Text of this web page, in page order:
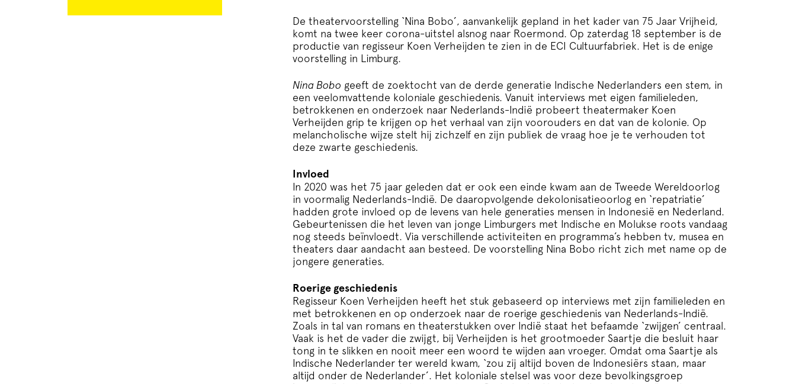
De theatervoorstelling ‘Nina Bobo’, aanvankelijk gepland in het kader van 75 Jaar Vrijheid,
komt na twee keer corona-uitstel alsnog naar Roermond. Op zaterdag 18 september is de
productie van regisseur Koen Verheijden te zien in de ECI Cultuurfabriek. Het is de enige
voorstelling in Limburg.
Nina Bobo geeft de zoektocht van de derde generatie Indische Nederlanders een stem, in
een veelomvattende koloniale geschiedenis. Vanuit interviews met eigen familieleden,
betrokkenen en onderzoek naar Nederlands-Indië probeert theatermaker Koen
Verheijden grip te krijgen op het verhaal van zijn voorouders en dat van de kolonie. Op
melancholische wijze stelt hij zichzelf en zijn publiek de vraag hoe je te verhouden tot
deze zwarte geschiedenis.
Invloed
In 2020 was het 75 jaar geleden dat er ook een einde kwam aan de Tweede Wereldoorlog
in voormalig Nederlands-Indië. De daaropvolgende dekolonisatieoorlog en ‘repatriatie’
hadden grote invloed op de levens van hele generaties mensen in Indonesië en Nederland.
Gebeurtenissen die het leven van jonge Limburgers met Indische en Molukse roots vandaag
nog steeds beïnvloedt. Via verschillende activiteiten en programma’s hebben tv, musea en
theaters daar aandacht aan besteed. De voorstelling Nina Bobo richt zich met name op de
jongere generaties.
Roerige geschiedenis
Regisseur Koen Verheijden heeft het stuk gebaseerd op interviews met zijn familieleden en
met betrokkenen en op onderzoek naar de roerige geschiedenis van Nederlands-Indië.
Zoals in tal van romans en theaterstukken over Indië staat het befaamde ‘zwijgen’ centraal.
Vaak is het de vader die zwijgt, bij Verheijden is het grootmoeder Saartje die besluit haar
tong in te slikken en nooit meer een woord te wijden aan vroeger. Omdat oma Saartje als
Indische Nederlander ter wereld kwam, ‘zou zij altijd boven de Indonesiërs staan, maar
altijd onder de Nederlander’. Het koloniale stelsel was voor deze bevolkingsgroep